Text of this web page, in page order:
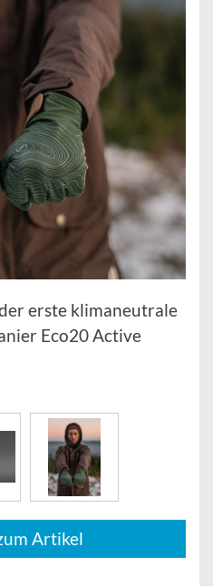
erste klimaneutrale
Eco20 Active
Artikel